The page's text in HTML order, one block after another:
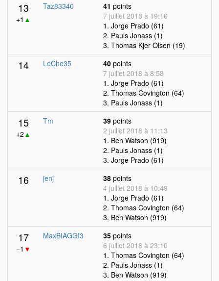
13
+1 ▲
Taz83340 41 points
7 juillet 2018 à 19:16
1. Jorge Prado (61)
2. Pauls Jonass (1)
3. Thomas Kjer Olsen (19)
14 LeChe35 40 points
7 juillet 2018 à 8:58
1. Jorge Prado (61)
2. Thomas Covington (64)
3. Pauls Jonass (1)
15
+2 ▲
Tm 39 points
2 juillet 2018 à 11:13
1. Ben Watson (919)
2. Pauls Jonass (1)
3. Jorge Prado (61)
16 jenj 38 points
4 juillet 2018 à 10:49
1. Jorge Prado (61)
2. Thomas Covington (64)
3. Ben Watson (919)
17
−1 ▼
MaxBIAGGI3 35 points
6 juillet 2018 à 23:10
1. Thomas Covington (64)
2. Pauls Jonass (1)
3. Ben Watson (919)